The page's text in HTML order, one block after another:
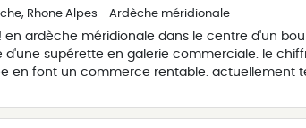
Rhone Alpes - Ardèche méridionale
en ardèche méridionale dans le centre d'un
d'une supérette en galerie commerciale. le
en font un commerce rentable. actuellement
pas exploitée et laisse la possibilité d'un